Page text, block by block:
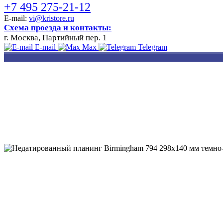
+7 495 275-21-12
E-mail: vi@kristore.ru
Схема проезда и контакты:
г. Москва, Партийный пер. 1
E-mail Max Telegram